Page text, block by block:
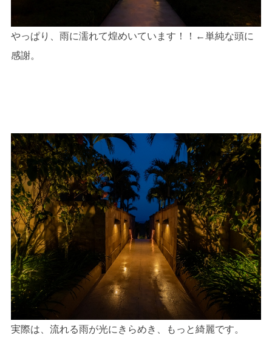
やっぱり、雨に濡れて煌めいています！！←単純な頭に
感謝。
実際は、流れる雨が光にきらめき、もっと綺麗です。